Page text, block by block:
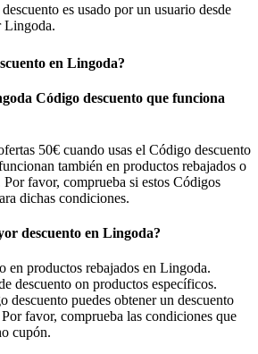
es usado por un usuario desde
Lingoda.
en Lingoda?
Código descuento que funciona
50€ cuando usas el Código descuento
también en productos rebajados o
favor, comprueba si estos Códigos
dichas condiciones.
descuento en Lingoda?
en productos rebajados en Lingoda.
descuento on productos específicos.
descuento puedes obtener un descuento
favor, comprueba las condiciones que
cupón.